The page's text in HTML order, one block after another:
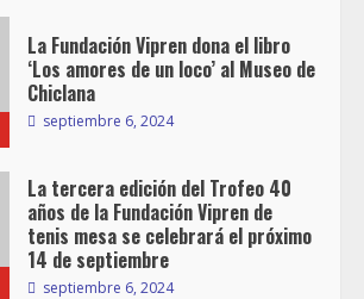
La Fundación Vipren dona el libro
‘Los amores de un loco’ al Museo de
Chiclana
septiembre 6, 2024
La tercera edición del Trofeo 40
años de la Fundación Vipren de
tenis mesa se celebrará el próximo
14 de septiembre
septiembre 6, 2024